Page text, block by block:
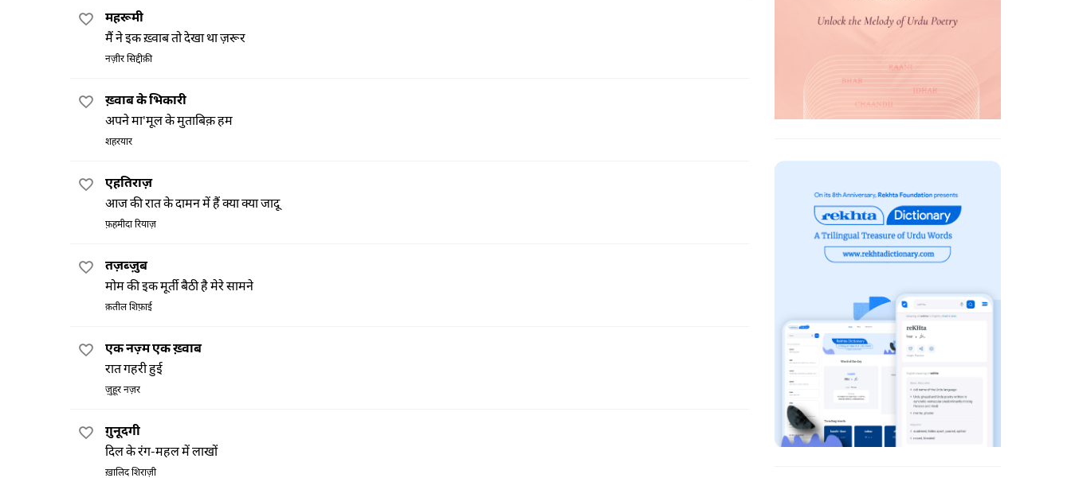
महरूमी
मैं ने इक ख़्वाब तो देखा था ज़रूर
नज़ीर सिद्दीक़ी
ख़्वाब के भिकारी
अपने मा'मूल के मुताबिक़ हम
शहरयार
एहतिराज़
आज की रात के दामन में हैं क्या क्या जादू
फ़हमीदा रियाज़
तज़ब्ज़ुब
मोम की इक मूर्ती बैठी है मेरे सामने
क़तील शिफ़ाई
एक नज़्म एक ख़्वाब
रात गहरी हुई
ज़ुहूर नज़र
ग़ुनूदगी
दिल के रंग-महल में लाखों
ख़ालिद शिराज़ी